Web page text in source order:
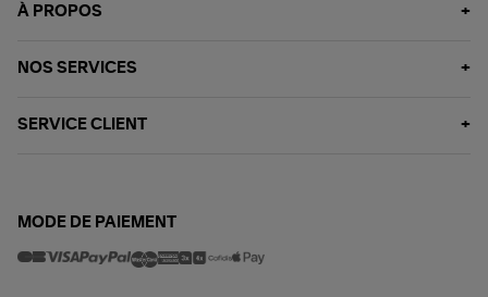
À PROPOS
NOS SERVICES
SERVICE CLIENT
MODE DE PAIEMENT